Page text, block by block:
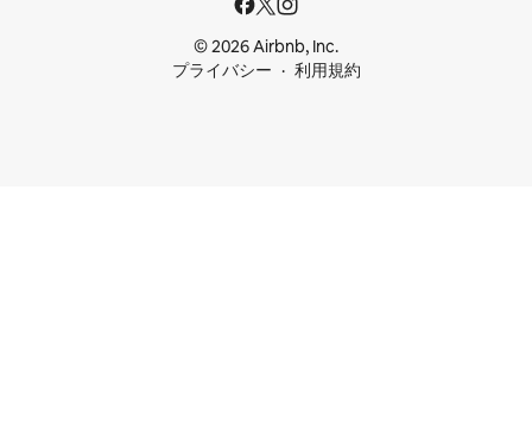
© 2026 Airbnb, Inc.
プライバシー
利用規約